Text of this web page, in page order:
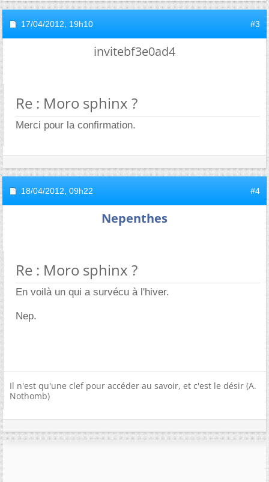
17/04/2012, 19h10 #3
invitebf3e0ad4
Re : Moro sphinx ?
Merci pour la confirmation.
18/04/2012, 09h22 #4
Nepenthes
Re : Moro sphinx ?
En voilà un qui a survécu à l'hiver.
Nep.
Il n'est qu'une clef pour accéder au savoir, et c'est le désir (A.
Nothomb)